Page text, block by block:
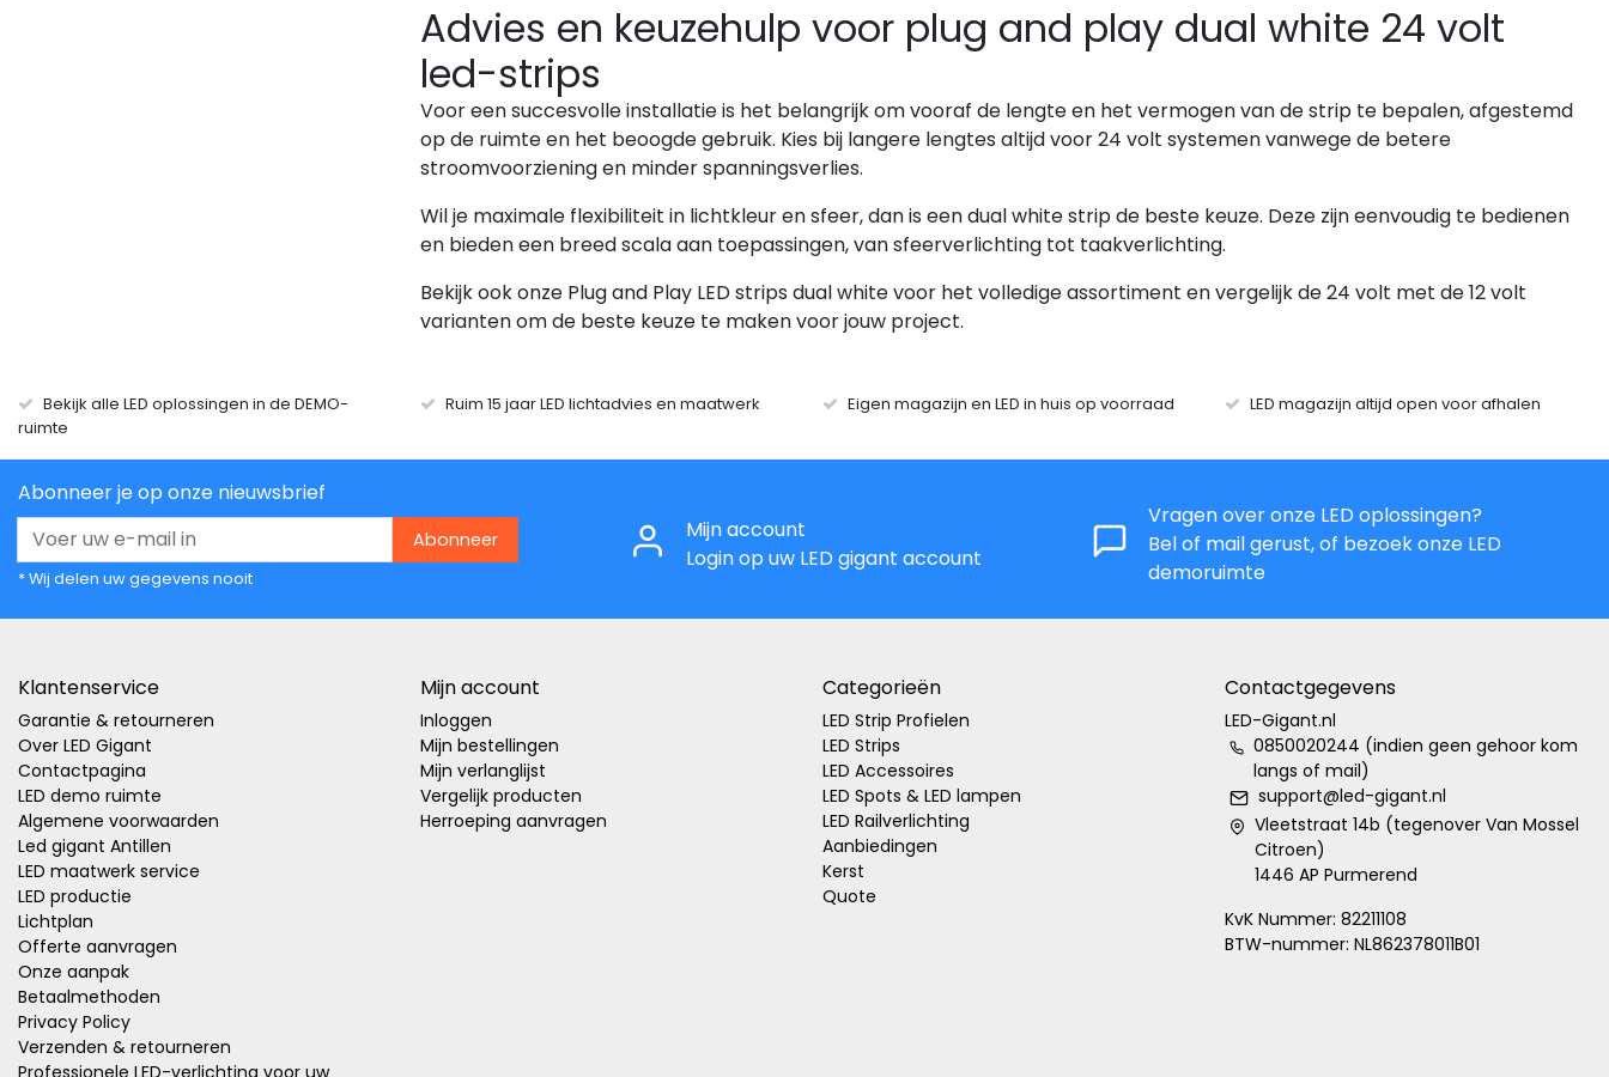
Advies en keuzehulp voor plug and play dual white 24 volt
led-strips
Voor een succesvolle installatie is het belangrijk om vooraf de lengte en het vermogen van de strip te bepalen, afgestemd
op de ruimte en het beoogde gebruik. Kies bij langere lengtes altijd voor 24 volt systemen vanwege de betere
stroomvoorziening en minder spanningsverlies.
Wil je maximale flexibiliteit in lichtkleur en sfeer, dan is een dual white strip de beste keuze. Deze zijn eenvoudig te bedienen
en bieden een breed scala aan toepassingen, van sfeerverlichting tot taakverlichting.
Bekijk ook onze Plug and Play LED strips dual white voor het volledige assortiment en vergelijk de 24 volt met de 12 volt
varianten om de beste keuze te maken voor jouw project.
Bekijk alle LED oplossingen in de DEMO-
ruimte
Ruim 15 jaar LED lichtadvies en maatwerk Eigen magazijn en LED in huis op voorraad LED magazijn altijd open voor afhalen
Abonneer je op onze nieuwsbrief
Abonneer
* Wij delen uw gegevens nooit
Mijn account
Login op uw LED gigant account
Vragen over onze LED oplossingen?
Bel of mail gerust, of bezoek onze LED
demoruimte
Klantenservice
Garantie & retourneren
Over LED Gigant
Contactpagina
LED demo ruimte
Algemene voorwaarden
Led gigant Antillen
LED maatwerk service
LED productie
Lichtplan
Offerte aanvragen
Onze aanpak
Betaalmethoden
Privacy Policy
Verzenden & retourneren
Professionele LED-verlichting voor uw
Mijn account
Inloggen
Mijn bestellingen
Mijn verlanglijst
Vergelijk producten
Herroeping aanvragen
Categorieën
LED Strip Profielen
LED Strips
LED Accessoires
LED Spots & LED lampen
LED Railverlichting
Aanbiedingen
Kerst
Quote
Contactgegevens
LED-Gigant.nl
0850020244 (indien geen gehoor kom
langs of mail)
support@led-gigant.nl
Vleetstraat 14b (tegenover Van Mossel
Citroen)
1446 AP Purmerend
KvK Nummer: 82211108
BTW-nummer: NL862378011B01